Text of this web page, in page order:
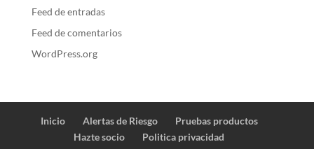
Feed de entradas
Feed de comentarios
WordPress.org
Inicio Alertas de Riesgo
Pruebas productos
Hazte socio
Politica privacidad